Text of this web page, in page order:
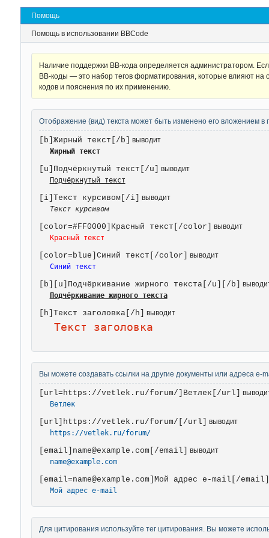
Помощь
Помощь в использовании BBCode
Наличие поддержки BB-кода определяется администратором.
BB-коды — это набор тегов форматирования, которые влияют
кодов и пояснения по их применению.
Отображение (вид) текста может быть изменено его вложением в
[b]Жирный текст[/b]
выводит
Жирный текст
[u]Подчёркнутый текст[/u]
выводит
Подчёркнутый текст
[i]Текст курсивом[/i]
выводит
Текст курсивом
[color=#FF0000]Красный текст[/color]
выводит
Красный текст
[color=blue]Синий текст[/color]
выводит
Синий текст
[b][u]Подчёркивание жирного текста[/u][/b]
Подчёркивание жирного текста
[h]Текст заголовка[/h] выводит
Текст заголовка
Вы можете создавать ссылки на другие документы или адреса e-
[url=https://vetlek.ru/forum/]Ветлек[/url]
Ветлек
[url]https://vetlek.ru/forum/[/url]
выводит
https://vetlek.ru/forum/
[email]name@example.com[/email]
выводит
name@example.com
[email=name@example.com]Мой адрес e-mail[/email]
Мой адрес e-mail
Для цитирования используйте тег цитирования. Вы можете